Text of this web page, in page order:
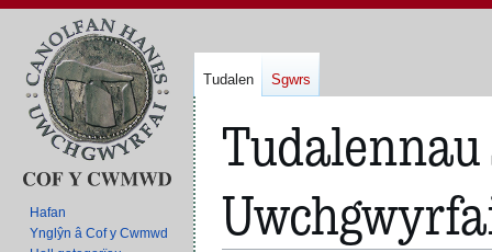
Tudalen Sgwrs
Hafan
Ynglŷn â Cof y Cwmwd